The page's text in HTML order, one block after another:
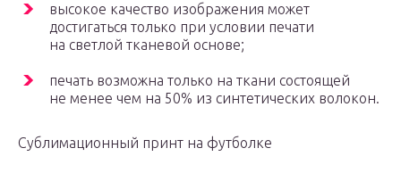
высокое качество изображения может
достигаться только при условии печати
на светлой тканевой основе;
печать возможна только на ткани состоящей
не менее чем на 50% из синтетических волокон.
Сублимационный принт на футболке